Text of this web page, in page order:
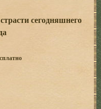
сегодняшнего